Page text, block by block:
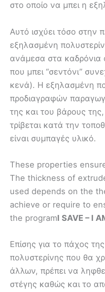
στο οποίο να μπει η
Αυτό ισχύει τόσο στην
εξηλασμένη
ανάμεσα στα καδρόνια
που μπει “σεντόνι”
κενά). Η εξηλασμένη
προδιαγραφών
της και του βάρους
τρίβεται κατά την
είναι συμπαγές υλικό.
These properties
The thickness of
used depends on the
achieve or require to
the programI SAVE – I
Επίσης για το πάχος
πολυστερίνης που θα
άλλων, πρέπει να
στέγης καθώς και το